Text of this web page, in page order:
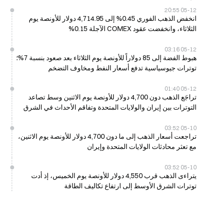
05-12 20:55
انخفض الذهب الفوري 0.45% إلى 4,714.95 دولار للأونصة يوم
الثلاثاء، وانخفضت عقود COMEX الآجلة 0.15%
05-12 03:16
هبوط الفضة إلى 85 دولاراً للأونصة يوم الثلاثاء بعد صعود بنسبة 7%؛
توترات جيوسياسية تدفع أسعار النفط ومخاوف التضخم
05-12 01:40
تراجَع الذهب دون 4,700 دولار للأونصة يوم الاثنين وسط تصاعد
التوترات بين إيران والولايات المتحدة وتفاقم الأحداث في الشرق
05-10 03:52
تراجعت أسعار الذهب إلى ما دون 4,700 دولار للأونصة يوم الاثنين،
مع تعثر محادثات الولايات المتحدة وإيران
05-10 03:52
يتراءى الذهب قرب 4,550 دولار للأونصة يوم الخميس، إذ أدت
توترات الشرق الأوسط إلى ارتفاع تكاليف الطاقة